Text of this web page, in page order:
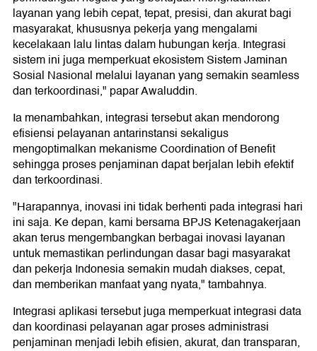
layanan yang lebih cepat, tepat, presisi, dan akurat bagi
masyarakat, khususnya pekerja yang mengalami
kecelakaan lalu lintas dalam hubungan kerja. Integrasi
sistem ini juga memperkuat ekosistem Sistem Jaminan
Sosial Nasional melalui layanan yang semakin seamless
dan terkoordinasi," papar Awaluddin.
Ia menambahkan, integrasi tersebut akan mendorong
efisiensi pelayanan antarinstansi sekaligus
mengoptimalkan mekanisme Coordination of Benefit
sehingga proses penjaminan dapat berjalan lebih efektif
dan terkoordinasi.
"Harapannya, inovasi ini tidak berhenti pada integrasi hari
ini saja. Ke depan, kami bersama BPJS Ketenagakerjaan
akan terus mengembangkan berbagai inovasi layanan
untuk memastikan perlindungan dasar bagi masyarakat
dan pekerja Indonesia semakin mudah diakses, cepat,
dan memberikan manfaat yang nyata," tambahnya.
Integrasi aplikasi tersebut juga memperkuat integrasi data
dan koordinasi pelayanan agar proses administrasi
penjaminan menjadi lebih efisien, akurat, dan transparan,